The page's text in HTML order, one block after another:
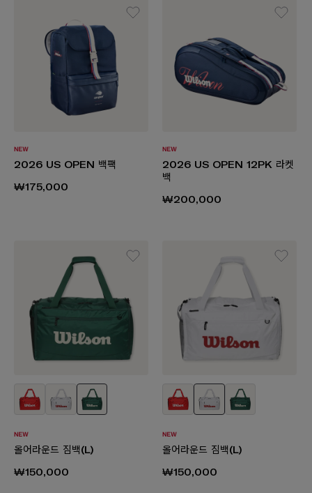
2026 US OPEN 백팩
₩175,000
2026 US OPEN 12PK 라켓
백
₩200,000
올어라운드 짐백(L)
₩150,000
올어라운드 짐백(L)
₩150,000